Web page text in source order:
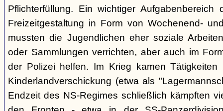
Pflichterfüllung. Ein wichtiger
Freizeitgestaltung in Form von Wochenend-
mussten die Jugendlichen eher soziale
oder Sammlungen verrichten, aber auch im
der Polizei helfen. Im Krieg kamen
Kinderlandverschickung (etwa als
Endzeit des NS-Regimes schließlich kämpften